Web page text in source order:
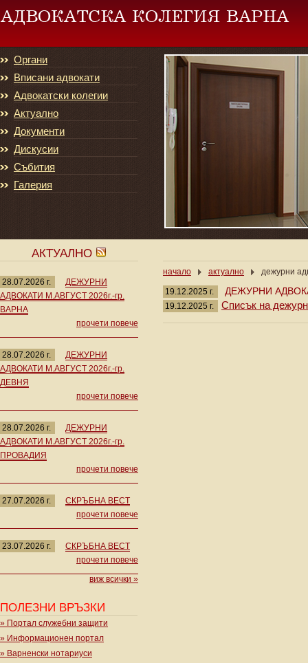
Органи
Вписани адвокати
Адвокатски колегии
Актуално
Документи
Дискусии
Събития
Галерия
АКТУАЛНО
28.07.2026 г.
ДЕЖУРНИ
АДВОКАТИ М.АВГУСТ 2026г.-гр.
ВАРНА
прочети повече
28.07.2026 г.
ДЕЖУРНИ
АДВОКАТИ М.АВГУСТ 2026г.-гр.
ДЕВНЯ
прочети повече
28.07.2026 г.
ДЕЖУРНИ
АДВОКАТИ М.АВГУСТ 2026г.-гр.
ПРОВАДИЯ
прочети повече
27.07.2026 г.
СКРЪБНА ВЕСТ
прочети повече
23.07.2026 г.
СКРЪБНА ВЕСТ
прочети повече
виж всички »
ПОЛЕЗНИ ВРЪЗКИ
» Портал служебни защити
» Информационен портал
» Варненски нотариуси
начало актуално дежурни
19.12.2025 г. ДЕЖУРНИ
19.12.2025 г. Списък на